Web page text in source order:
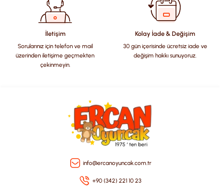
Ürün fiyatı diğer sitelerden daha pahalı.
Bu ürüne benzer farklı alternatifler olmalı.
İletişim
Sorularınız için telefon ve mail
üzerinden iletişime geçmekten
çekinmeyin.
Kolay İade & Değişim
30 gün içerisinde ücretsiz iade ve
değişim hakkı sunuyoruz.
info@ercanoyuncak.com.tr
+90 (342) 221 10 23